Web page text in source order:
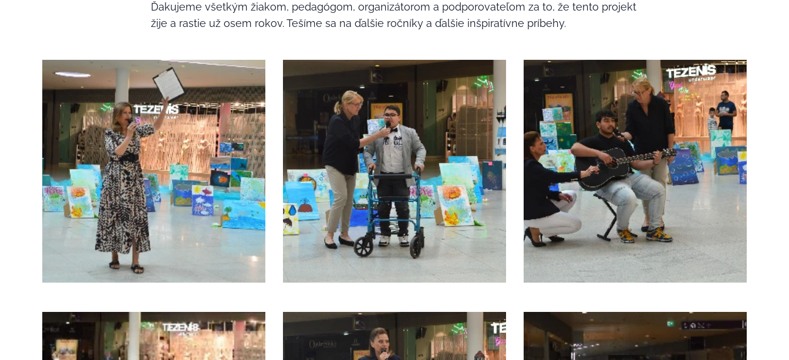
Ďakujeme všetkým žiakom, pedagógom, organizátorom a podporovateľom za to, že tento projekt
žije a rastie už osem rokov. Tešíme sa na ďalšie ročníky a ďalšie inšpiratívne príbehy.